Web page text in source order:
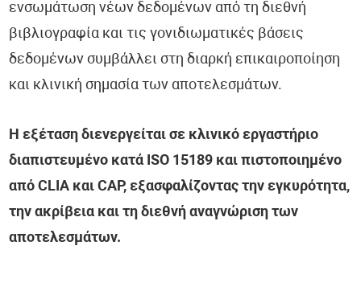
ενσωμάτωση νέων δεδομένων από τη διεθνή
βιβλιογραφία και τις γονιδιωματικές βάσεις
δεδομένων συμβάλλει στη διαρκή επικαιροποίηση
και κλινική σημασία των αποτελεσμάτων.
Η εξέταση διενεργείται σε κλινικό εργαστήριο
διαπιστευμένο κατά ISO 15189 και πιστοποιημένο
από CLIA και CAP, εξασφαλίζοντας την εγκυρότητα,
την ακρίβεια και τη διεθνή αναγνώριση των
αποτελεσμάτων.